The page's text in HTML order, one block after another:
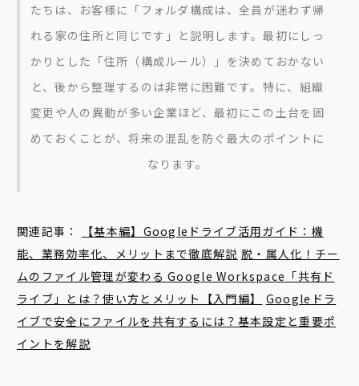
たちは、お客様に「フォルダ構成は、全員が迷わず帰
れる家の住所と同じです」と説明します。最初にしっ
かりとした「住所（構成ルール）」を決めておかない
と、後から整理するのは非常に困難です。特に、組織
変更や人の異動が多い企業ほど、最初にこの土台を固
めておくことが、将来の混乱を防ぐ最大のポイントに
なります。
関連記事：
【基本編】Googleドライブ活用ガイド：機
能、業務効率化、メリットまで徹底解説 脱・属人化！チー
ムのファイル管理が変わる Google Workspace「共有ド
ライブ」とは？使い方とメリット【入門編】
Googleドラ
イブで安全にファイルを共有するには？基本設定と重要ポ
イントを解説